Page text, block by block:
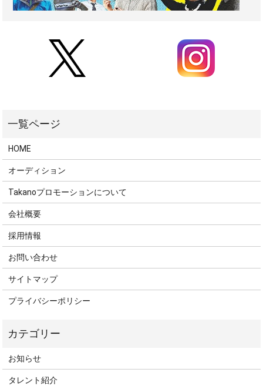
HOME
オーディション
Takanoプロモーションについて
会社概要
採用情報
お問い合わせ
サイトマップ
プライバシーポリシー
お知らせ
タレント紹介